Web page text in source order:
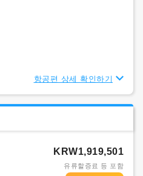
항공편 상세 확인하기
KRW1,919,501
유류할증료 등 포함